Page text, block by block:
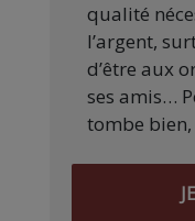
qualité
l’argent,
d’être aux
ses amis…
tombe bien,